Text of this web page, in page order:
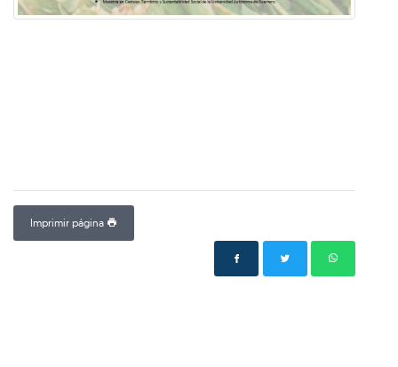
Imprimir página